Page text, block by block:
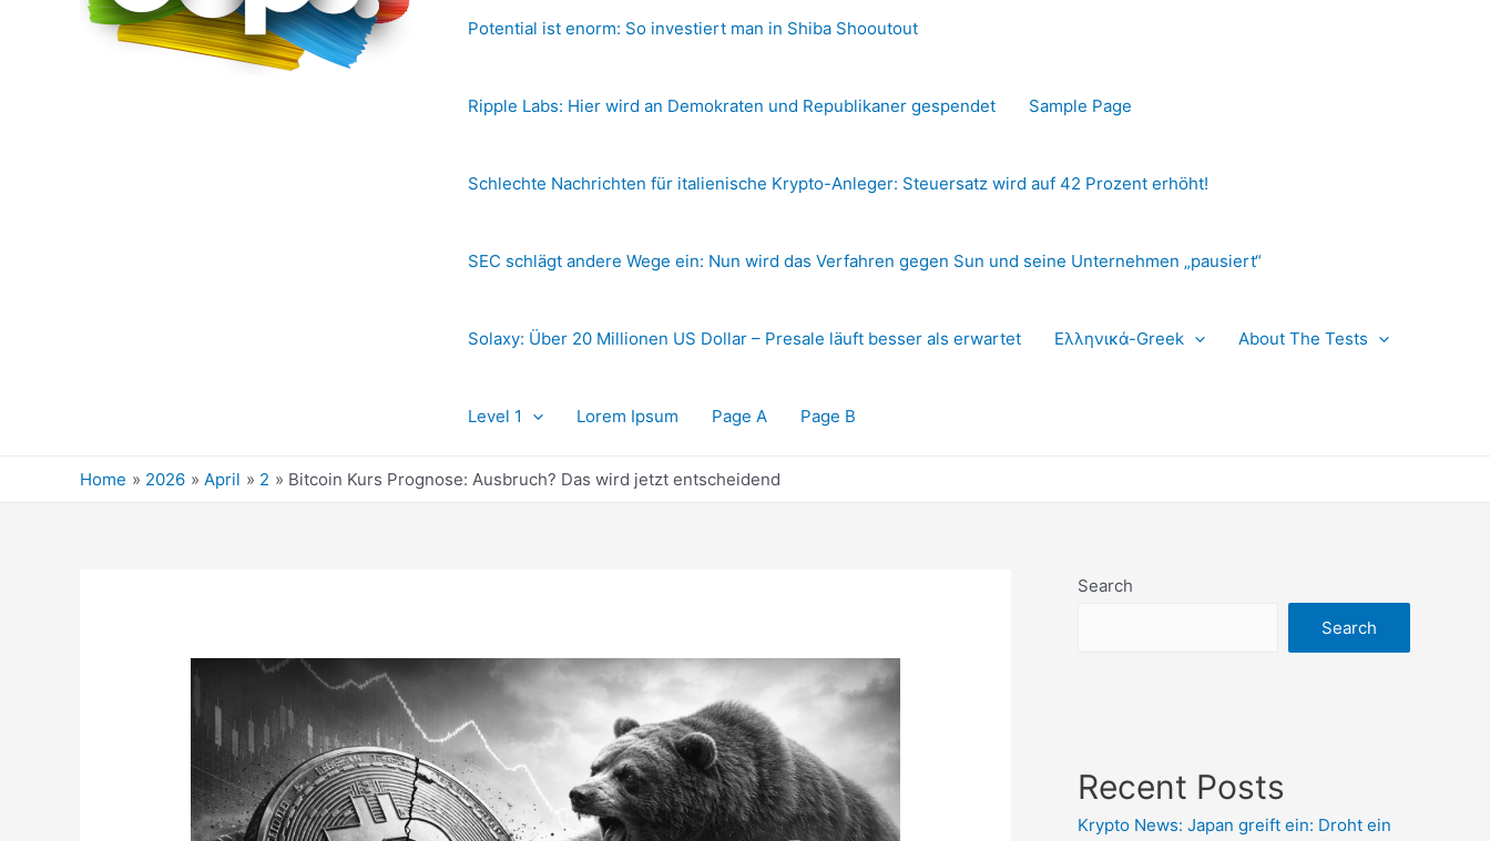
Potential ist enorm: So investiert man in Shiba Shooutout
Ripple Labs: Hier wird an Demokraten und Republikaner gespendet Sample Page
Schlechte Nachrichten für italienische Krypto-Anleger: Steuersatz wird auf 42 Prozent erhöht!
SEC schlägt andere Wege ein: Nun wird das Verfahren gegen Sun und seine Unternehmen „pausiert“
Solaxy: Über 20 Millionen US Dollar – Presale läuft besser als erwartet Ελληνικά-Greek About The Tests
Level 1 Lorem Ipsum Page A Page B
Home 2026 April 2 Bitcoin Kurs Prognose: Ausbruch? Das wird jetzt entscheidend
Search
Search
Recent Posts
Krypto News: Japan greift ein: Droht ein